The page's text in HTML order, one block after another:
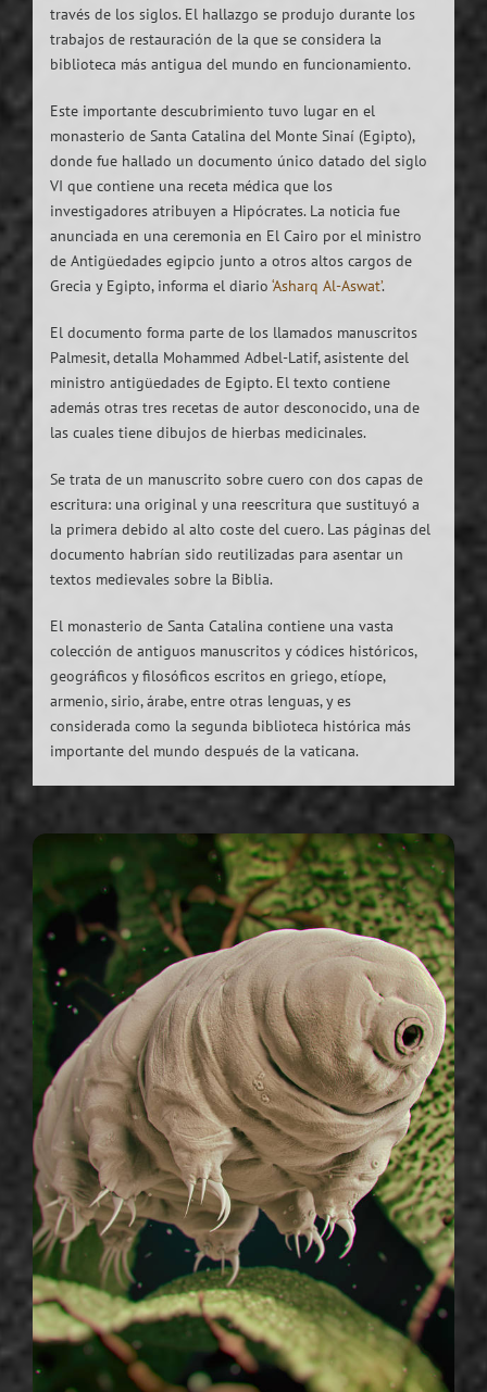
través de los siglos. El hallazgo se produjo durante los
trabajos de restauración de la que se considera la
biblioteca más antigua del mundo en funcionamiento.
Este importante descubrimiento tuvo lugar en el
monasterio de Santa Catalina del Monte Sinaí (Egipto),
donde fue hallado un documento único datado del siglo
VI que contiene una receta médica que los
investigadores atribuyen a Hipócrates. La noticia fue
anunciada en una ceremonia en El Cairo por el ministro
de Antigüedades egipcio junto a otros altos cargos de
Grecia y Egipto, informa el diario ‘Asharq Al-Aswat’.
El documento forma parte de los llamados manuscritos
Palmesit, detalla Mohammed Adbel-Latif, asistente del
ministro antigüedades de Egipto. El texto contiene
además otras tres recetas de autor desconocido, una de
las cuales tiene dibujos de hierbas medicinales.
Se trata de un manuscrito sobre cuero con dos capas de
escritura: una original y una reescritura que sustituyó a
la primera debido al alto coste del cuero. Las páginas del
documento habrían sido reutilizadas para asentar un
textos medievales sobre la Biblia.
El monasterio de Santa Catalina contiene una vasta
colección de antiguos manuscritos y códices históricos,
geográficos y filosóficos escritos en griego, etíope,
armenio, sirio, árabe, entre otras lenguas, y es
considerada como la segunda biblioteca histórica más
importante del mundo después de la vaticana.